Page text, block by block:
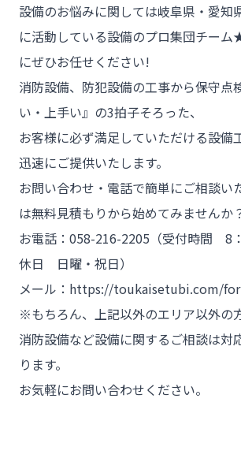
- お客様の声
- 施工事例
- ブログ＆ニュース
- お問い合わせ
設備のお悩みに関しては岐阜県・愛知
に活動している設備のプロ集団チー
にぜひお任せください!
消防設備、防犯設備の工事から保守点
い・上手い』の3拍子そろった、
お客様に必ず満足していただける設備
迅速にご提供いたします。
お問い合わせ・電話で簡単にご相談い
は無料見積もりから始めてみませんか
お電話：058-216-2205（受付時間 8
休日 日曜・祝日）
メール：https://toukaisetubi.com/
※もちろん、上記以外のエリア以外の
消防設備など設備に関するご相談は対
ります。
お気軽にお問い合わせください。